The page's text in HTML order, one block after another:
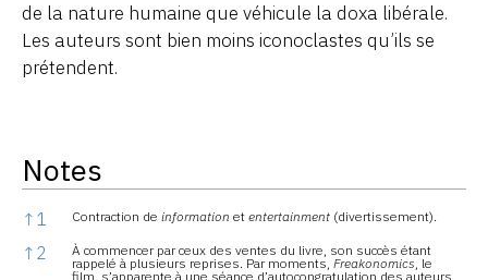
de la nature humaine que véhicule la doxa libérale.
Les auteurs sont bien moins iconoclastes qu’ils se
prétendent.
Notes
Notes
↑ 1 Contraction de information et entertainment (divertissement).
↑ 2
À commencer par ceux des ventes du livre, son succès étant
rappelé à plusieurs reprises. Par moments, Freakonomics , le
film, s’apparente à une séance d’autocongratulation des auteurs